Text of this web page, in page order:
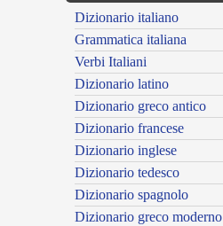
Dizionario italiano
Grammatica italiana
Verbi Italiani
Dizionario latino
Dizionario greco antico
Dizionario francese
Dizionario inglese
Dizionario tedesco
Dizionario spagnolo
Dizionario greco moderno